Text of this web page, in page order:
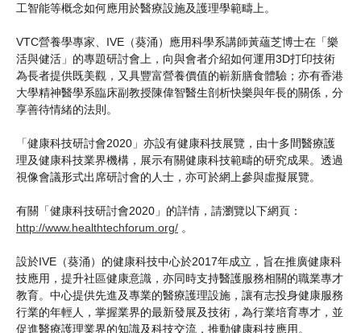
工智能等概念如何應用於醫療設施及護理學範疇上。
VTC營養學專家、IVE（葵涌）應用科學系講師黃蘊芝博士在「樂
活與健活」的專題研討會上，向與會者介紹如何運用3D打印技術
為長者提供既美觀，又具豐富營養價值的嶄新膳食體驗；亦有香港
大學精神醫學系臨床副教授陳偉智醫生剖析快樂與年長的關係，分
享善待情緒的法則。
「健康科技研討會2020」亦設有健康科技展覽，由十多間醫療護
理及健康科技業界機構，展示有關健康科技範疇的研究成果。透過
視像會議形式出席研討會的人士，亦可於網上參與虛擬展覽。
有關「健康科技研討會2020」的詳情，請瀏覽以下網頁：
http://www.healthtechforum.org/ 。
設於IVE（葵涌）的健康科技中心於2017年成立，旨在推廣健康科
技應用，提升社區健康意識，亦同時支持醫護服務相關的職業專才
教育。中心提供先進及專業的醫療護理設施，讓有志投身健康服務
行業的年輕人，掌握業界的最新發展及技術，為行業培育專才，並
促進醫療護理業界的知識及科技交流，推動健康科技應用。